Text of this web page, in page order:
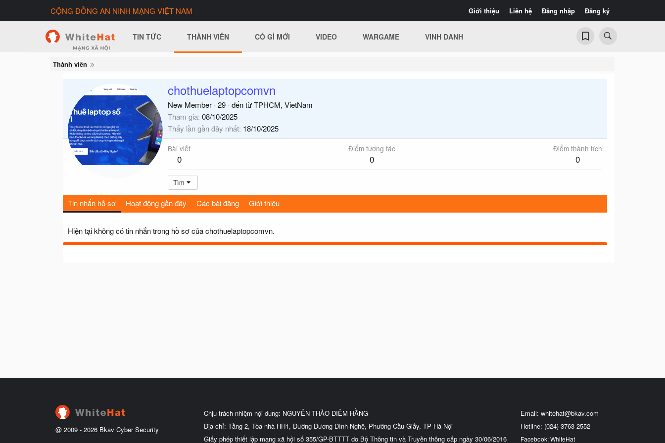
Giới thiệu Liên hệ Đăng nhập Đăng ký
CỘNG ĐỒNG AN NINH MẠNG VIỆT NAM
TIN TỨC THÀNH VIÊN CÓ GÌ MỚI VIDEO WARGAME VINH DANH
Thành viên
chothuelaptopcomvn
New Member · 29 · đến từTPHCM, VietNam
Tham gia 08/10/2025
Thấy lần gần đây nhất 18/10/2025
Bài viết
0
Điểm tương tác
0
Điểm thành tích
0
Tìm
Tin nhắn hồ sơ Hoạt động gần đây Các bài đăng Giới thiệu
Hiện tại không có tin nhắn trong hồ sơ của chothuelaptopcomvn.
@ 2009 - 2026 Bkav Cyber Security
Chịu trách nhiệm nội dung: NGUYỄN THẢO DIỄM HẰNG
Địa chỉ: Tầng 2, Tòa nhà HH1, Đường Dương Đình Nghệ, Phường Cầu Giấy, TP Hà Nội
Giấy phép thiết lập mạng xã hội số 355/GP-BTTTT do Bộ Thông tin và Truyền thông cấp ngày 30/06/2016
Email: whitehat@bkav.com
Hotline: (024) 3763 2552
Facebook: WhiteHat